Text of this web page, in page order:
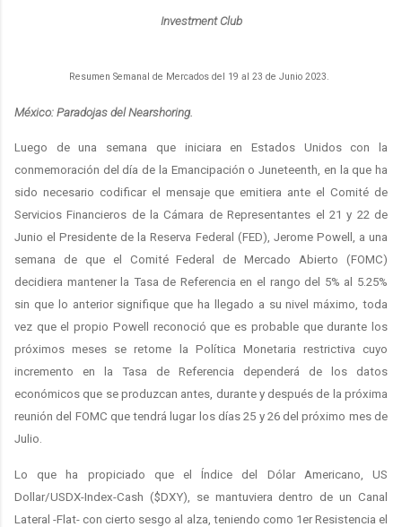
Investment Club
Resumen Semanal de Mercados del 19 al 23 de Junio 2023.
México: Paradojas del Nearshoring.
Luego de una semana que iniciara en Estados Unidos con la
conmemoración del día de la Emancipación o Juneteenth, en la que ha
sido necesario codificar el mensaje que emitiera ante el Comité de
Servicios Financieros de la Cámara de Representantes el 21 y 22 de
Junio el Presidente de la Reserva Federal (FED), Jerome Powell, a una
semana de que el Comité Federal de Mercado Abierto (FOMC)
decidiera mantener la Tasa de Referencia en el rango del 5% al 5.25%
sin que lo anterior signifique que ha llegado a su nivel máximo, toda
vez que el propio Powell reconoció que es probable que durante los
próximos meses se retome la Política Monetaria restrictiva cuyo
incremento en la Tasa de Referencia dependerá de los datos
económicos que se produzcan antes, durante y después de la próxima
reunión del FOMC que tendrá lugar los días 25 y 26 del próximo mes de
Julio.
Lo que ha propiciado que el Índice del Dólar Americano, US
Dollar/USDX-Index-Cash ($DXY), se mantuviera dentro de un Canal
Lateral -Flat- con cierto sesgo al alza, teniendo como 1er Resistencia el